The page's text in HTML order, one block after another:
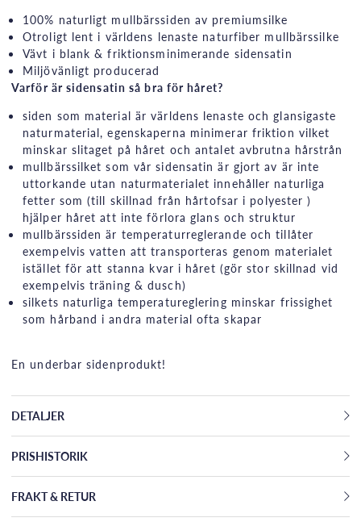
100% naturligt mullbärssiden av premiumsilke
Otroligt lent i världens lenaste naturfiber mullbärssilke
Vävt i blank & friktionsminimerande sidensatin
Miljövänligt producerad
Varför är sidensatin så bra för håret?
siden som material är världens lenaste och glansigaste
naturmaterial, egenskaperna minimerar friktion vilket
minskar slitaget på håret och antalet avbrutna hårstrån
mullbärssilket som vår sidensatin är gjort av är inte
uttorkande utan naturmaterialet innehåller naturliga
fetter som (till skillnad från hårtofsar i polyester )
hjälper håret att inte förlora glans och struktur
mullbärssiden är temperaturreglerande och tillåter
exempelvis vatten att transporteras genom materialet
istället för att stanna kvar i håret (gör stor skillnad vid
exempelvis träning & dusch)
silkets naturliga temperatureglering minskar frissighet
som hårband i andra material ofta skapar
En underbar sidenprodukt!
DETALJER
PRISHISTORIK
FRAKT & RETUR